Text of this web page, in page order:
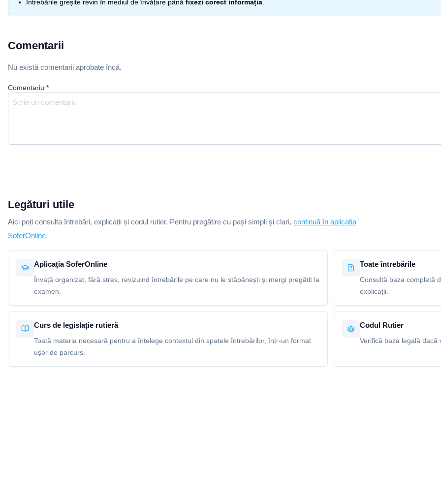
Întrebările greșite revin în mediul de învățare până fixezi corect informația
Comentarii
Nu există comentarii aprobate încă.
Comentariu *
Legături utile
Aici poți consulta întrebări, explicații și codul rutier. Pentru pregătire cu pași simpli și clari, continuă în aplicația
SoferOnline.
Aplicația SoferOnline
Învață organizat, fără stres, revizuind întrebările pe care nu le stăpânești și mergi pregătit la
examen.
Toate întrebările
Consultă baza completă
explicații.
Curs de legislație rutieră
Toată materia necesară pentru a înțelege contextul din spatele întrebărilor, într-un format
ușor de parcurs.
Codul Rutier
Verifică baza legală dacă